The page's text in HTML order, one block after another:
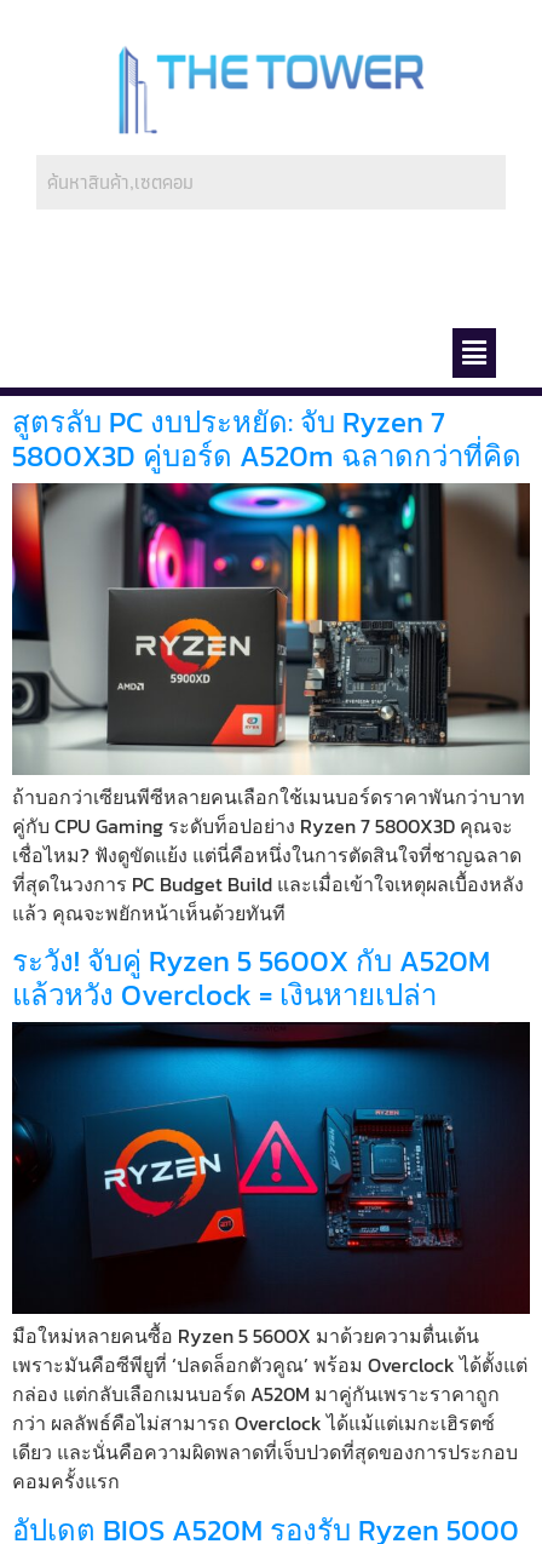
สูตรลับ PC งบประหยัด: จับ Ryzen 7
5800X3D คู่บอร์ด A520m ฉลาดกว่าที่คิด
ถ้าบอกว่าเซียนพีซีหลายคนเลือกใช้เมนบอร์ดราคาพันกว่าบาท
คู่กับ CPU Gaming ระดับท็อปอย่าง Ryzen 7 5800X3D คุณจะ
เชื่อไหม? ฟังดูขัดแย้ง แต่นี่คือหนึ่งในการตัดสินใจที่ชาญฉลาด
ที่สุดในวงการ PC Budget Build และเมื่อเข้าใจเหตุผลเบื้องหลัง
แล้ว คุณจะพยักหน้าเห็นด้วยทันที
ระวัง! จับคู่ Ryzen 5 5600X กับ A520M
แล้วหวัง Overclock = เงินหายเปล่า
มือใหม่หลายคนซื้อ Ryzen 5 5600X มาด้วยความตื่นเต้น
เพราะมันคือซีพียูที่ ‘ปลดล็อกตัวคูณ’ พร้อม Overclock ได้ตั้งแต่
กล่อง แต่กลับเลือกเมนบอร์ด A520M มาคู่กันเพราะราคาถูก
กว่า ผลลัพธ์คือไม่สามารถ Overclock ได้แม้แต่เมกะเฮิรตซ์
เดียว และนั่นคือความผิดพลาดที่เจ็บปวดที่สุดของการประกอบ
คอมครั้งแรก
อัปเดต BIOS A520M รองรับ Ryzen 5000